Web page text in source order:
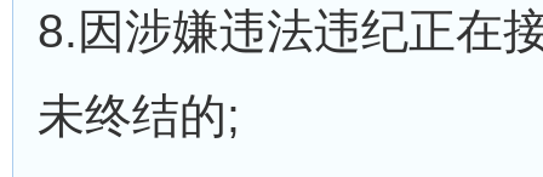
8.因涉嫌违法违纪正在
未终结的;